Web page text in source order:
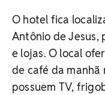
O hotel fica
Antônio de Jesus,
e lojas. O local
de café da manhã
possuem TV,